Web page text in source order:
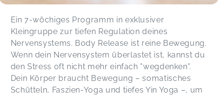
Ein 7-wöchiges Programm in exklusiver
Kleingruppe zur tiefen Regulation deines
Nervensystems. Body Release ist reine Bewegung.
Wenn dein Nervensystem überlastet ist, kannst du
den Stress oft nicht mehr einfach "wegdenken".
Dein Körper braucht Bewegung – somatisches
Schütteln, Faszien-Yoga und tiefes Yin Yoga –, um